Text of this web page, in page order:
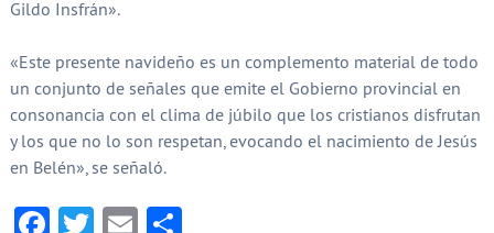
Gildo Insfrán».
«Este presente navideño es un complemento material de todo
un conjunto de señales que emite el Gobierno provincial en
consonancia con el clima de júbilo que los cristianos disfrutan
y los que no lo son respetan, evocando el nacimiento de Jesús
en Belén», se señaló.